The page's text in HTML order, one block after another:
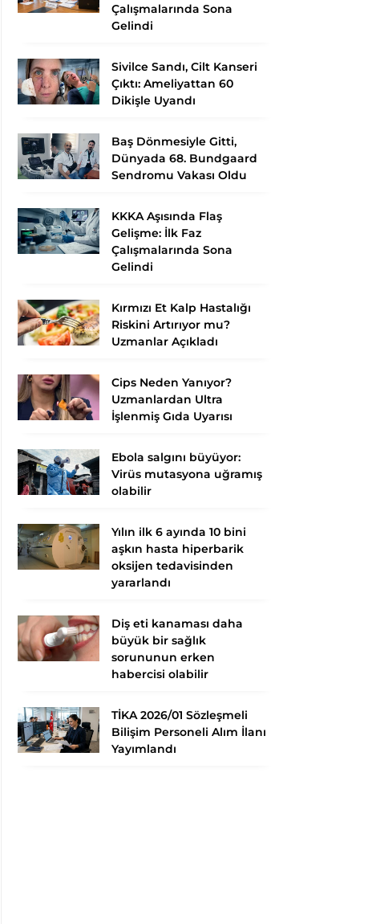
Çalışmalarında Sona
Gelindi
Sivilce Sandı, Cilt Kanseri
Çıktı: Ameliyattan 60
Dikişle Uyandı
Baş Dönmesiyle Gitti,
Dünyada 68. Bundgaard
Sendromu Vakası Oldu
KKKA Aşısında Flaş
Gelişme: İlk Faz
Çalışmalarında Sona
Gelindi
Kırmızı Et Kalp Hastalığı
Riskini Artırıyor mu?
Uzmanlar Açıkladı
Cips Neden Yanıyor?
Uzmanlardan Ultra
İşlenmiş Gıda Uyarısı
Ebola salgını büyüyor:
Virüs mutasyona uğramış
olabilir
Yılın ilk 6 ayında 10 bini
aşkın hasta hiperbarik
oksijen tedavisinden
yararlandı
Diş eti kanaması daha
büyük bir sağlık
sorununun erken
habercisi olabilir
TİKA 2026/01 Sözleşmeli
Bilişim Personeli Alım İlanı
Yayımlandı